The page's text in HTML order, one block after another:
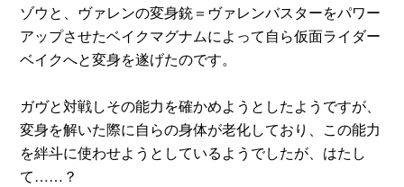
ゾウと、ヴァレンの変身銃＝ヴァレンバスターをパワー
アップさせたベイクマグナムによって自ら仮面ライダー
ベイクへと変身を遂げたのです。
ガヴと対戦しその能力を確かめようとしたようですが、
変身を解いた際に自らの身体が老化しており、この能力
を絆斗に使わせようとしているようでしたが、はたし
て……？